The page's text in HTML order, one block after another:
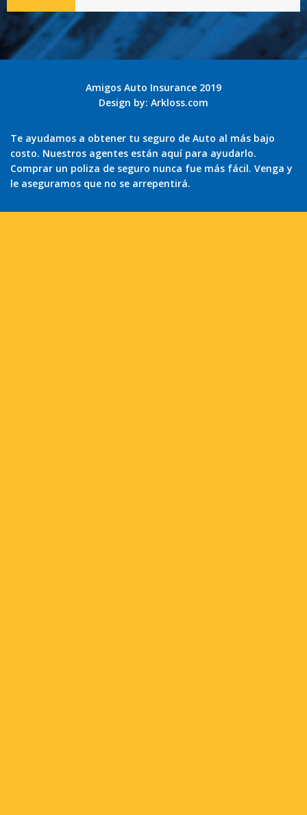
Amigos Auto Insurance 2019
Design by: Arkloss.com
Te ayudamos a obtener tu seguro de Auto al más bajo
costo. Nuestros agentes están aquí para ayudarlo.
Comprar un poliza de seguro nunca fue más fácil. Venga y
le aseguramos que no se arrepentirá.